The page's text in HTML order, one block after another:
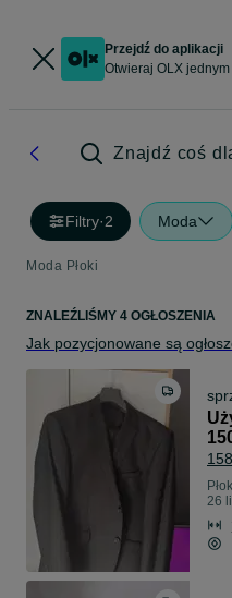
Przejdź do aplikacji
Otwieraj OLX
Znajdź coś
Filtry·2 Moda
Moda Płoki
ZNALEŹLIŚMY 4 OGŁOSZENIA
Jak pozycjonowane są
26